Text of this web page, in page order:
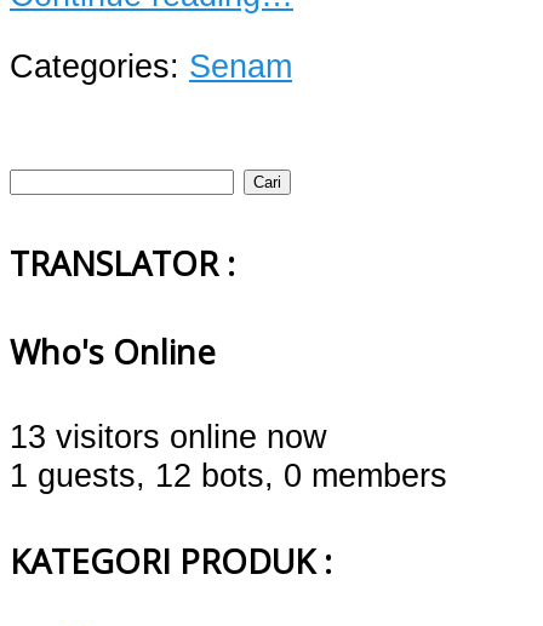
Categories: Senam
Cari
TRANSLATOR :
Who's Online
13 visitors online now
1 guests, 12 bots, 0 members
KATEGORI PRODUK :